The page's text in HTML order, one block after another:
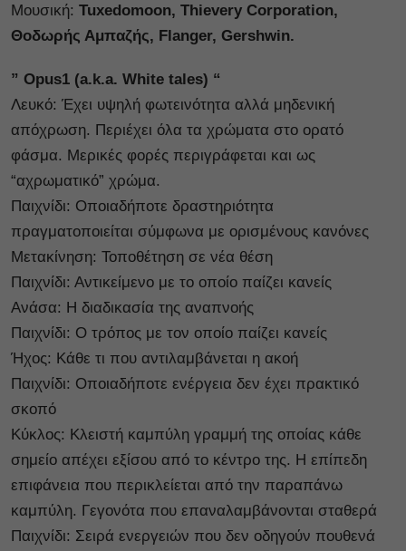
Μουσική: Tuxedomoon, Thievery Corporation,
Θοδωρής Αμπαζής, Flanger, Gershwin.
” Opus1 (a.k.a. White tales) “
Λευκό: Έχει υψηλή φωτεινότητα αλλά μηδενική
απόχρωση. Περιέχει όλα τα χρώματα στο ορατό
φάσμα. Μερικές φορές περιγράφεται και ως
“αχρωματικό” χρώμα.
Παιχνίδι: Οποιαδήποτε δραστηριότητα
πραγματοποιείται σύμφωνα με ορισμένους κανόνες
Μετακίνηση: Τοποθέτηση σε νέα θέση
Παιχνίδι: Αντικείμενο με το οποίο παίζει κανείς
Ανάσα: Η διαδικασία της αναπνοής
Παιχνίδι: Ο τρόπος με τον οποίο παίζει κανείς
Ήχος: Κάθε τι που αντιλαμβάνεται η ακοή
Παιχνίδι: Οποιαδήποτε ενέργεια δεν έχει πρακτικό
σκοπό
Κύκλος: Κλειστή καμπύλη γραμμή της οποίας κάθε
σημείο απέχει εξίσου από το κέντρο της. Η επίπεδη
επιφάνεια που περικλείεται από την παραπάνω
καμπύλη. Γεγονότα που επαναλαμβάνονται σταθερά
Παιχνίδι: Σειρά ενεργειών που δεν οδηγούν πουθενά